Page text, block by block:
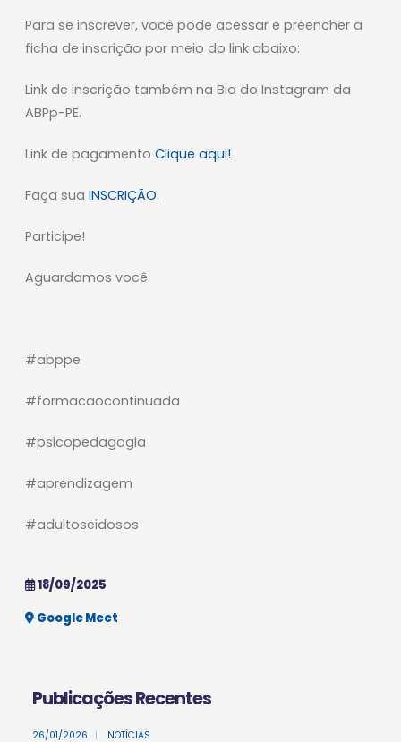
Para se inscrever, você pode acessar e preencher a
ficha de inscrição por meio do link abaixo:
Link de inscrição também na Bio do Instagram da
ABPp-PE.
Link de pagamento Clique aqui!
Faça sua INSCRIÇÃO.
Participe!
Aguardamos você.
#abppe
#formacaocontinuada
#psicopedagogia
#aprendizagem
#adultoseidosos
18/09/2025
Google Meet
Publicações Recentes
26/01/2026 | NOTÍCIAS